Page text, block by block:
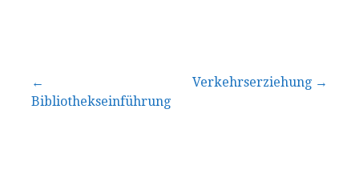
Beitragsnavigation
←
Bibliothekseinführung
Verkehrserziehung →